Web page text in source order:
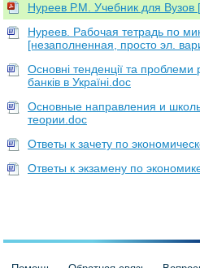
Нуреев Р.М. Учебник для Вузов
Нуреев. Рабочая тетрадь по
[незаполненная, просто эл.
Основні тенденції та проблеми
банків в Україні.doc
Основные направления и
теории.doc
Ответы к зачету по
Ответы к экзамену по